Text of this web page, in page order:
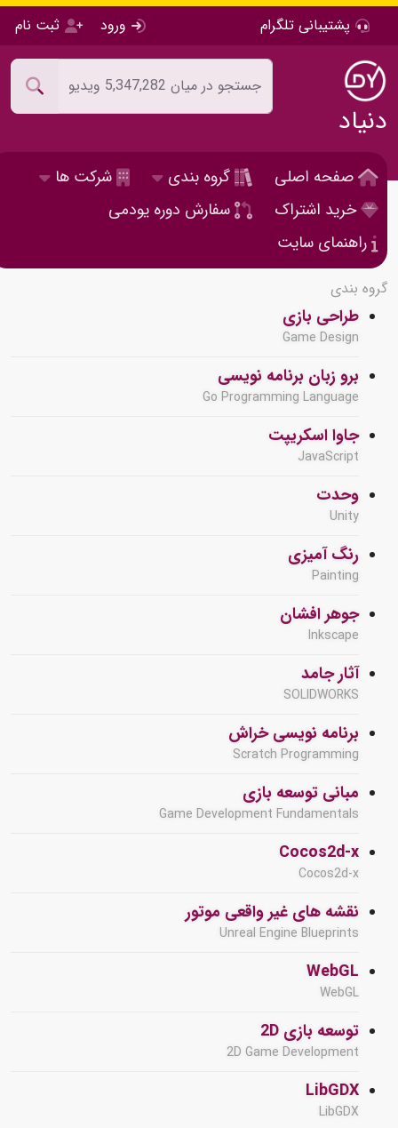
پشتیبانی تلگرام ورود ثبت نام
دنیاد
صفحه اصلی گروه بندی
شرکت ها
خرید اشتراک
سفارش دوره یودمی
راهنمای سایت
گروه بندی
طراحی بازی
Game Design
برو زبان برنامه نویسی
Go Programming Language
جاوا اسکریپت
JavaScript
وحدت
Unity
رنگ آمیزی
Painting
جوهر افشان
Inkscape
آثار جامد
SOLIDWORKS
برنامه نویسی خراش
Scratch Programming
مبانی توسعه بازی
Game Development Fundamentals
Cocos2d-x
Cocos2d-x
نقشه های غیر واقعی موتور
Unreal Engine Blueprints
WebGL
WebGL
توسعه بازی 2D
2D Game Development
LibGDX
LibGDX